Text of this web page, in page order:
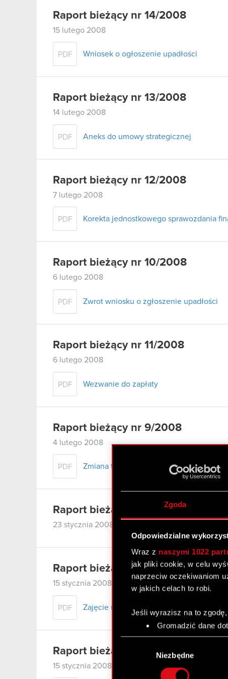
Zgoda
Odpowiedzialne
Wraz z naszymi 1022
jak pliki cookie, w celu
naprzeciw oczekiwaniom
w jakich celach to robi.
Jeśli wyrazisz na to
Gromadzić dane
Identyfikować
Dowiedz się więcej
szczegółów . W Deklaracji
Niezbędne
Raport bieżący nr 14/2008
15 lutego 2008
PDF Wniosek o ogłoszenie upadłości
Raport bieżący nr 13/2008
14 lutego 2008
PDF Aneks do umowy strategicznej
Raport bieżący nr 12/2008
7 lutego 2008
PDF Korekta jednostkowego sprawozdania
Raport bieżący nr 10/2008
6 lutego 2008
PDF Zwrot wniosku o zgłoszenie upadłości
Raport bieżący nr 11/2008
6 lutego 2008
PDF Wezwanie do zapłaty
Raport bieżący nr 9/2008
4 lutego 2008
PDF Zmiana terminu przekazania raportu
Raport bieżący nr 8/2008
23 stycznia 2008
Raport bieżący nr 6/2008
15 stycznia 2008
PDF Zajęcie udziałów w firmie Optibox Sp. z
Raport bieżący nr 7/2008
15 stycznia 2008